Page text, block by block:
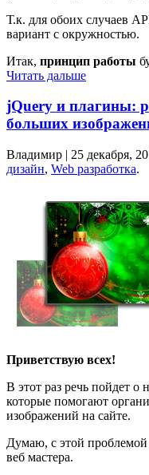
Т.к. для обоих случаев
вариант с окружностью.
Итак, принцип работы
Читать дальше
jQuery и плагины:
больших
Владимир | 25 декабря,
дизайн, Web разработка.
Приветствую всех!
В этот раз речь пойдет о
которые помогают
изображений на сайте.
Думаю, с этой проблемой
веб мастера.